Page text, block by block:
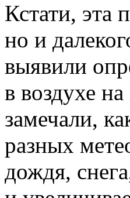
Кстати, эта
но и
выявили
в воздухе
замечали,
разных
дождя,